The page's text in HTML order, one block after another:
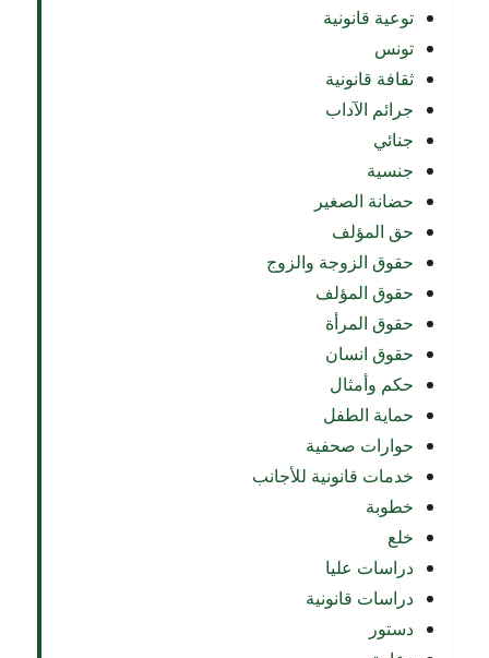
توعية قانونية
تونس
ثقافة قانونية
جرائم الآداب
جنائي
جنسية
حضانة الصغير
حق المؤلف
حقوق الزوجة والزوج
حقوق المؤلف
حقوق المرأة
حقوق انسان
حكم وأمثال
حماية الطفل
حوارات صحفية
خدمات قانونية للأجانب
خطوبة
خلع
دراسات عليا
دراسات قانونية
دستور